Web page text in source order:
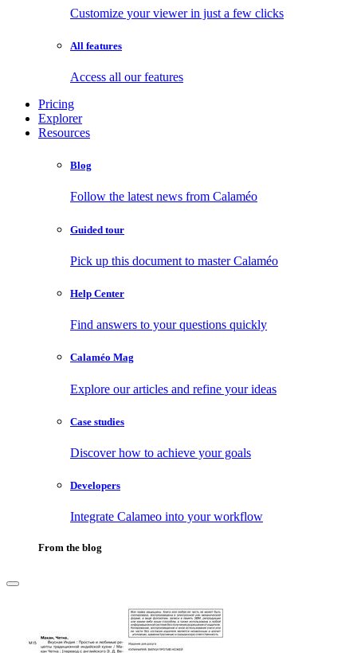
Customize your viewer in just a few clicks
All features
Access all our features
Pricing
Explorer
Resources
Blog
Follow the latest news from Calaméo
Guided tour
Pick up this document to master Calaméo
Help Center
Find answers to your questions quickly
Calaméo Mag
Explore our articles and refine your ideas
Case studies
Discover how to achieve your goals
Developers
Integrate Calameo into your workflow
From the blog